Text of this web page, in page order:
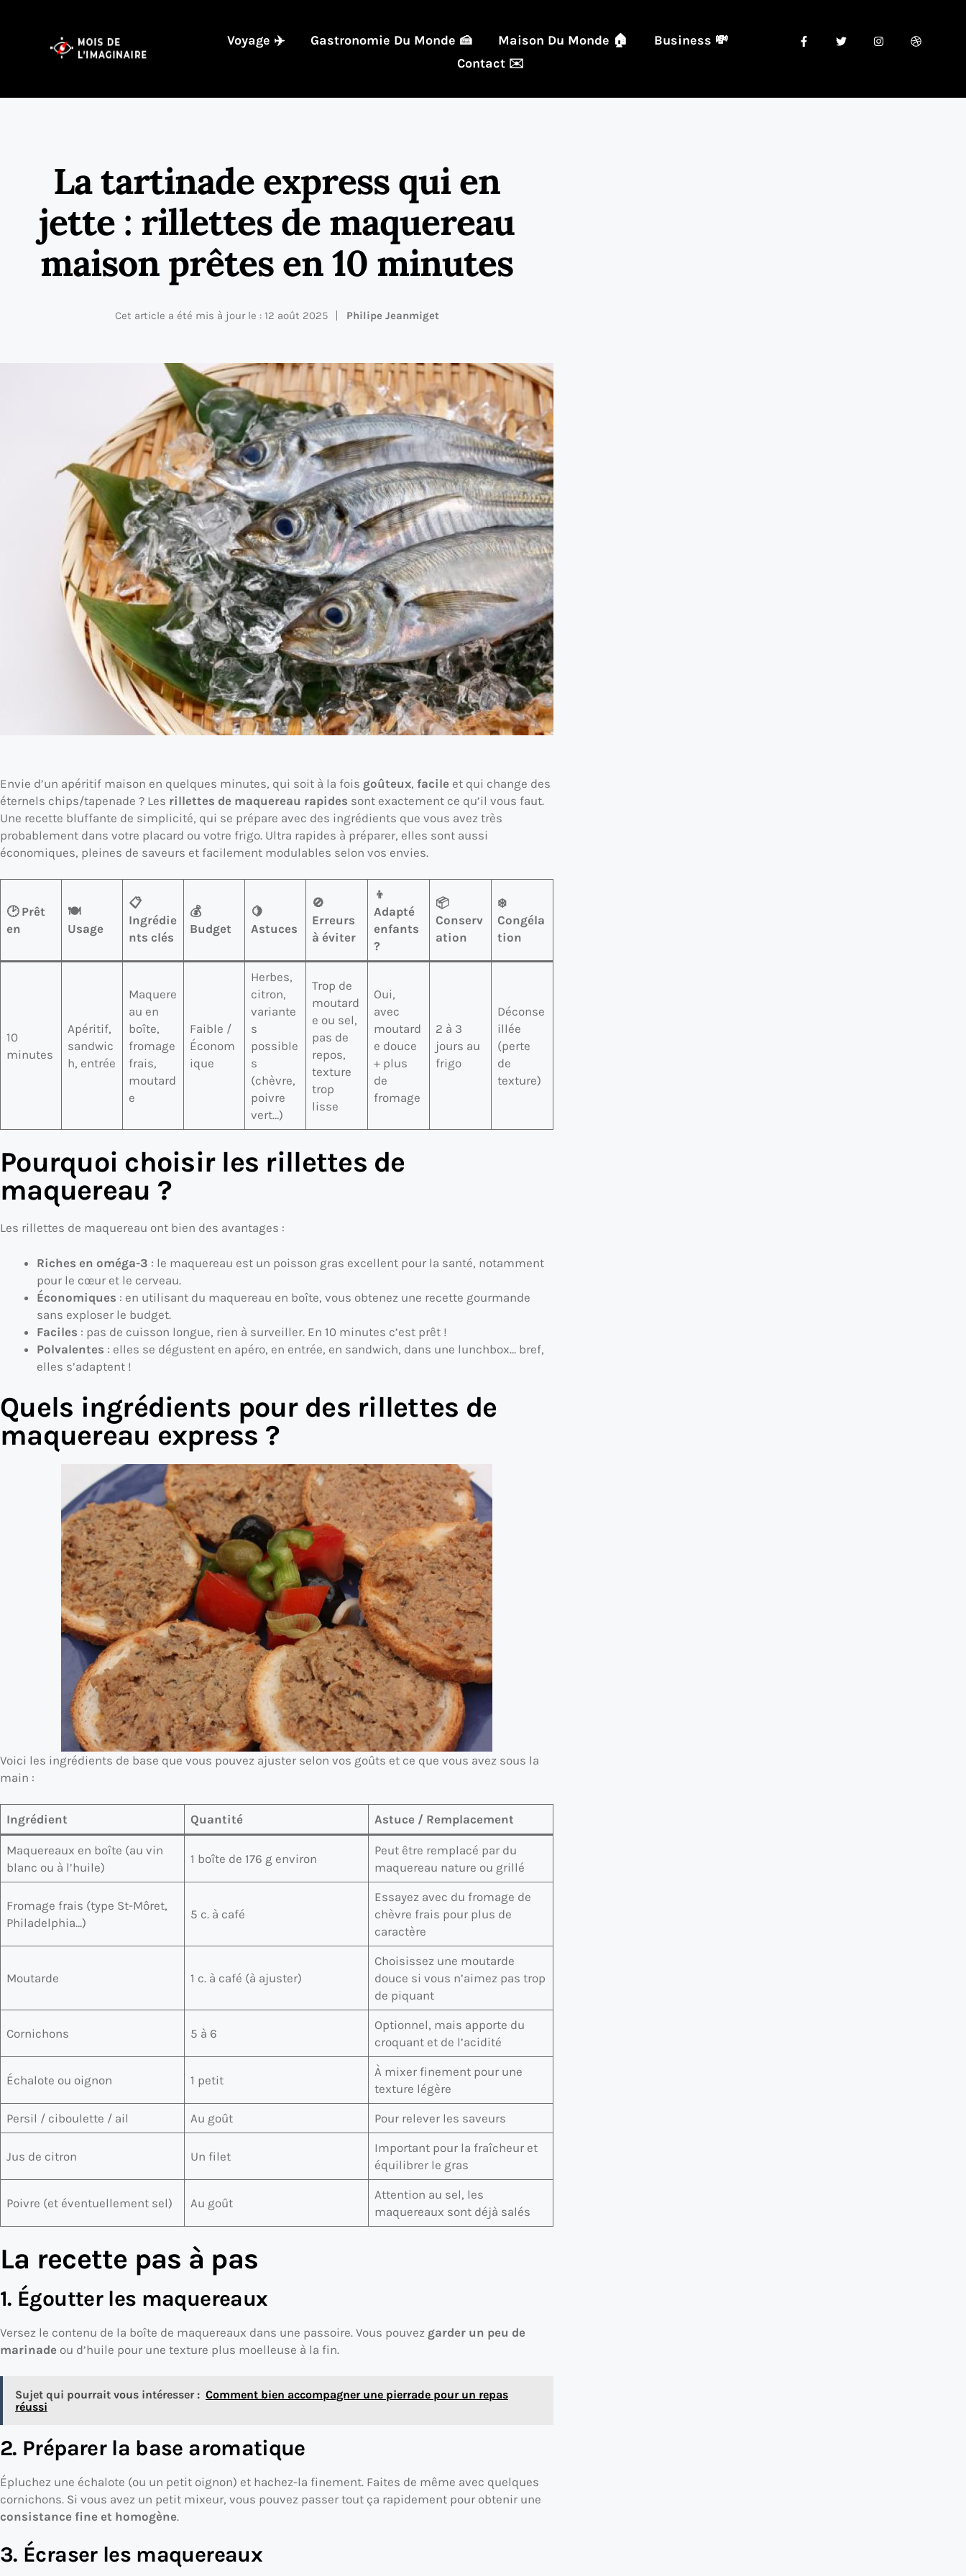
Voyage ✈️ Gastronomie Du Monde 🍰 Maison Du Monde 🏠
Business 💸
Contact ✉️
La tartinade express qui en
jette : rillettes de maquereau
maison prêtes en 10 minutes
Cet article a été mis à jour le : 12 août 2025 Philipe Jeanmiget
Envie d’un apéritif maison en quelques minutes, qui soit à la fois goûteux, facile et qui change des
éternels chips/tapenade ? Les rillettes de maquereau rapides sont exactement ce qu’il vous faut.
Une recette bluffante de simplicité, qui se prépare avec des ingrédients que vous avez très
probablement dans votre placard ou votre frigo. Ultra rapides à préparer, elles sont aussi
économiques, pleines de saveurs et facilement modulables selon vos envies.
🕑 Prêt
en
🍽
Usage
📋
Ingrédie
nts clés
💰
Budget
🍋
Astuces
🚫
Erreurs
à éviter
👦
Adapté
enfants
?
📦
Conserv
ation
❄️
Congéla
tion
10
minutes
Apéritif,
sandwic
h, entrée
Maquere
au en
boîte,
fromage
frais,
moutard
e
Faible /
Économ
ique
Herbes,
citron,
variante
s
possible
s
(chèvre,
poivre
vert…)
Trop de
moutard
e ou sel,
pas de
repos,
texture
trop
lisse
Oui,
avec
moutard
e douce
+ plus
de
fromage
2 à 3
jours au
frigo
Déconse
illée
(perte
de
texture)
Pourquoi choisir les rillettes de
maquereau ?
Les rillettes de maquereau ont bien des avantages :
Riches en oméga-3 : le maquereau est un poisson gras excellent pour la santé, notamment
pour le cœur et le cerveau.
Économiques : en utilisant du maquereau en boîte, vous obtenez une recette gourmande
sans exploser le budget.
Faciles : pas de cuisson longue, rien à surveiller. En 10 minutes c’est prêt !
Polvalentes : elles se dégustent en apéro, en entrée, en sandwich, dans une lunchbox… bref,
elles s’adaptent !
Quels ingrédients pour des rillettes de
maquereau express ?
Voici les ingrédients de base que vous pouvez ajuster selon vos goûts et ce que vous avez sous la
main :
Ingrédient Quantité Astuce / Remplacement
Maquereaux en boîte (au vin
blanc ou à l’huile)
1 boîte de 176 g environ
Peut être remplacé par du
maquereau nature ou grillé
Fromage frais (type St-Môret,
Philadelphia…)
5 c. à café
Essayez avec du fromage de
chèvre frais pour plus de
caractère
Moutarde 1 c. à café (à ajuster)
Choisissez une moutarde
douce si vous n’aimez pas trop
de piquant
Cornichons 5 à 6
Optionnel, mais apporte du
croquant et de l’acidité
Échalote ou oignon 1 petit
À mixer finement pour une
texture légère
Persil / ciboulette / ail Au goût Pour relever les saveurs
Jus de citron Un filet
Important pour la fraîcheur et
équilibrer le gras
Poivre (et éventuellement sel) Au goût
Attention au sel, les
maquereaux sont déjà salés
La recette pas à pas
1. Égoutter les maquereaux
Versez le contenu de la boîte de maquereaux dans une passoire. Vous pouvez garder un peu de
marinade ou d’huile pour une texture plus moelleuse à la fin.
Sujet qui pourrait vous intéresser : Comment bien accompagner une pierrade pour un repas
réussi
2. Préparer la base aromatique
Épluchez une échalote (ou un petit oignon) et hachez-la finement. Faites de même avec quelques
cornichons. Si vous avez un petit mixeur, vous pouvez passer tout ça rapidement pour obtenir une
consistance fine et homogène.
3. Écraser les maquereaux